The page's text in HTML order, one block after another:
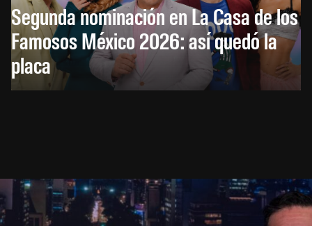
Segunda nominación en La Casa de los
Famosos México 2026: así quedó la
placa